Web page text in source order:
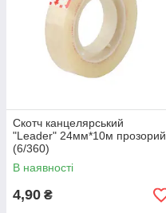
Скотч канцелярський
"Leader" 24мм*10м прозорий
(6/360)
В наявності
4,90 ₴